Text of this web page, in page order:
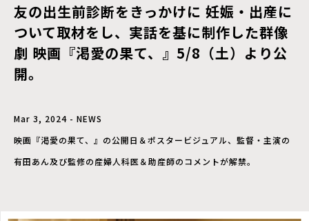
友の出⽣前診断をきっかけに 妊娠・出産に
ついて取材をし、実話を基に制作した群像
劇 映画『渇愛の果て、』5/8（土）より公
開。
Mar 3, 2024 - NEWS
映画『渇愛の果て、』の公開日＆ポスタービジュアル、監督・主演の
有田あん及び監修の産婦人科医＆助産師のコメントが解禁。